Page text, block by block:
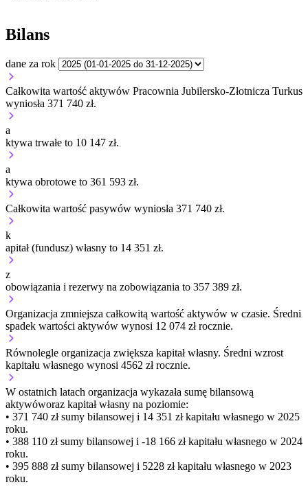
Bilans
dane za rok
Całkowita wartość aktywów Pracownia Jubilersko-Złotnicza Turkus
wyniosła 371 740 zł.
a
ktywa trwałe to 10 147 zł.
a
ktywa obrotowe to 361 593 zł.
Całkowita wartość pasywów wyniosła 371 740 zł.
k
apitał (fundusz) własny to 14 351 zł.
z
obowiązania i rezerwy na zobowiązania to 357 389 zł.
Organizacja zmniejsza całkowitą wartość aktywów w czasie. Średni
spadek wartości aktywów wynosi 12 074 zł rocznie.
Równolegle organizacja zwiększa kapitał własny. Średni wzrost
kapitału własnego wynosi 4562 zł rocznie.
W ostatnich latach organizacja wykazała sumę bilansową
aktywóworaz kapitał własny na poziomie:
• 371 740 złsumy bilansowej i 14 351 zł kapitału własnego w 2025
roku.
• 388 110 złsumy bilansowej i -18 166 zł kapitału własnego w 2024
roku.
• 395 888 złsumy bilansowej i 5228 zł kapitału własnego w 2023
roku.